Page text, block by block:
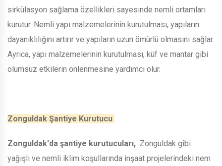
sirkülasyon sağlama özellikleri sayesinde nemli ortamları
kurutur. Nemli yapı malzemelerinin kurutulması, yapıların
dayanıklılığını artırır ve yapıların uzun ömürlü olmasını sağlar.
Ayrıca, yapı malzemelerinin kurutulması, küf ve mantar gibi
olumsuz etkilerin önlenmesine yardımcı olur.
Zonguldak Şantiye Kurutucu
Zonguldak'da şantiye kurutucuları, Zonguldak gibi
yağışlı ve nemli iklim koşullarında inşaat projelerindeki nem